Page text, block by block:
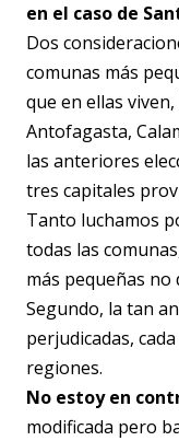
en el caso de
Dos
comunas más
que en ellas
Antofagasta,
las anteriores
tres capitales
Tanto luchamos
todas las
más pequeñas
Segundo, la tan
perjudicadas,
regiones.
No estoy en
modificada pero